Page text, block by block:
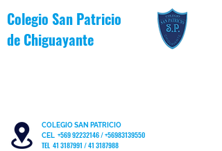
Colegio San Patricio
de Chiguayante
COLEGIO SAN PATRICIO
CEL +569 92232146/+56983139550
TEL 41 3187991 / 41 3187988